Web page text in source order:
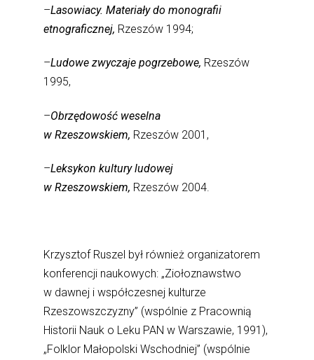
–Lasowiacy. Materiały do monografii
etnograficznej, Rzeszów 1994;
–Ludowe zwyczaje pogrzebowe, Rzeszów
1995,
–Obrzędowość weselna
w Rzeszowskiem, Rzeszów 2001,
–Leksykon kultury ludowej
w Rzeszowskiem, Rzeszów 2004.
Krzysztof Ruszel był również organizatorem
konferencji naukowych: „Ziołoznawstwo
w dawnej i współczesnej kulturze
Rzeszowszczyzny” (wspólnie z Pracownią
Historii Nauk o Leku PAN w Warszawie, 1991),
„Folklor Małopolski Wschodniej” (wspólnie